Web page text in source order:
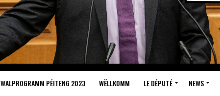
WALPROGRAMM PÉITENG 2023 WËLLKOMM LE DÉPUTÉ NEWS